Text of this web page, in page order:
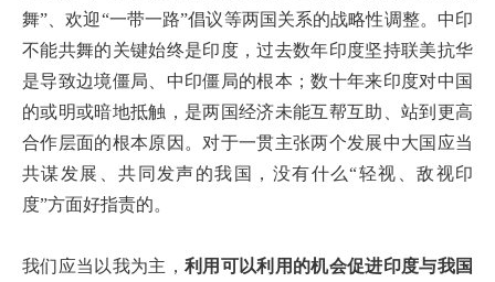
舞”、欢迎“一带一路”倡议等两国关系的战略性调整。中印
不能共舞的关键始终是印度，过去数年印度坚持联美抗华
是导致边境僵局、中印僵局的根本；数十年来印度对中国
的或明或暗地抵触，是两国经济未能互帮互助、站到更高
合作层面的根本原因。对于一贯主张两个发展中大国应当
共谋发展、共同发声的我国，没有什么“轻视、敌视印
度”方面好指责的。
我们应当以我为主， 利用可以利用的机会促进印度与我国